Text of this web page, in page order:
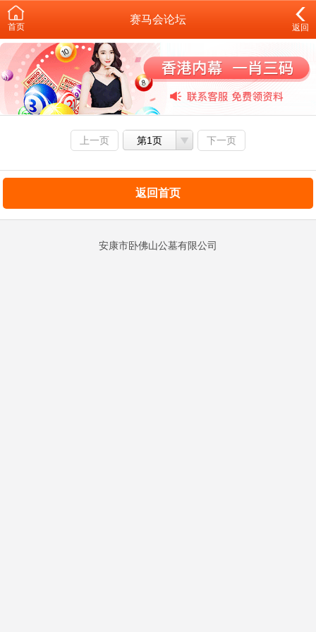
首页
赛马会论坛
返回
上一页 第1页 下一页
返回首页
安康市卧佛山公墓有限公司